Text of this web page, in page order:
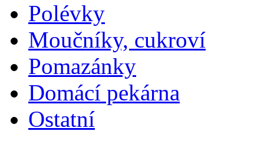
Polévky
Moučníky, cukroví
Pomazánky
Domácí pekárna
Ostatní